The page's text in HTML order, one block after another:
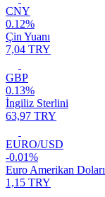
CNY
0.12%
Çin Yuanı
7,04 TRY
GBP
0.13%
İngiliz Sterlini
63,97 TRY
EURO/USD
-0.01%
Euro Amerikan Doları
1,15 TRY